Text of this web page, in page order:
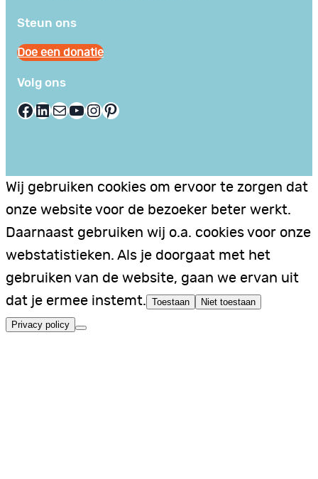
Steun ons
Doe een donatie
Volg ons
Facebook LinkedIn E-mail YouTube InstagramPinterest
Wij gebruiken cookies om ervoor te zorgen dat
onze website voor de bezoeker beter werkt.
Daarnaast gebruiken wij o.a. cookies voor onze
webstatistieken. Als je doorgaat met het
gebruiken van de website, gaan we ervan uit
dat je ermee instemt. Toestaan Niet toestaan
Privacy policy